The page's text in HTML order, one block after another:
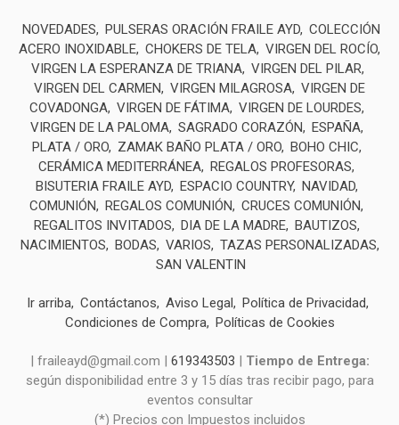
NOVEDADES PULSERAS ORACIÓN FRAILE AYD COLECCIÓN
ACERO INOXIDABLE CHOKERS DE TELA VIRGEN DEL ROCÍO
VIRGEN LA ESPERANZA DE TRIANA VIRGEN DEL PILAR
VIRGEN DEL CARMEN
VIRGEN MILAGROSA VIRGEN DE
COVADONGA VIRGEN DE FÁTIMA VIRGEN DE LOURDES
VIRGEN DE LA PALOMA SAGRADO CORAZÓN
ESPAÑA
PLATA / ORO
ZAMAK BAÑO PLATA / ORO BOHO CHIC
CERÁMICA MEDITERRÁNEA REGALOS PROFESORAS
BISUTERIA FRAILE AYD ESPACIO COUNTRY NAVIDAD
COMUNIÓN
REGALOS COMUNIÓN
CRUCES COMUNIÓN
REGALITOS INVITADOS
DIA DE LA MADRE BAUTIZOS
NACIMIENTOS
BODAS VARIOS
TAZAS PERSONALIZADAS
SAN VALENTIN
Ir arriba Contáctanos Aviso Legal
Política de Privacidad
Condiciones de Compra Políticas de Cookies
| fraileayd@gmail.com | 619343503 | Tiempo de Entrega:
según disponibilidad entre 3 y 15 días tras recibir pago, para
eventos consultar
(*) Precios con Impuestos incluidos